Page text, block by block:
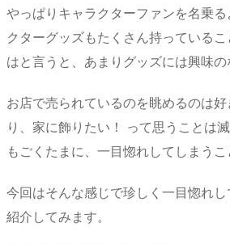
やっぱりキャラクターファンを名乗
クターグッズもたくさん持っている
はと言うと、あまりグッズには興味の
お店で売られているのを眺めるのは
り、家に飾りたい！ って思うことは
もごくたまに、一目惚れしてしまうこ
今回はそんな感じで珍しく一目惚れ
紹介してみます。